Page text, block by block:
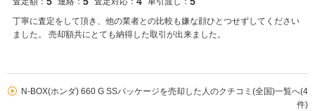
丁寧に査定をして頂き、他の業者との比較も嫌な顔ひとつせずしてください
ました。 売却額共にとても納得した取引が出来ました。
N-BOX(ホンダ) 660 G SSパッケージを売却した人のクチコミ(全国)一覧へ(4
件)